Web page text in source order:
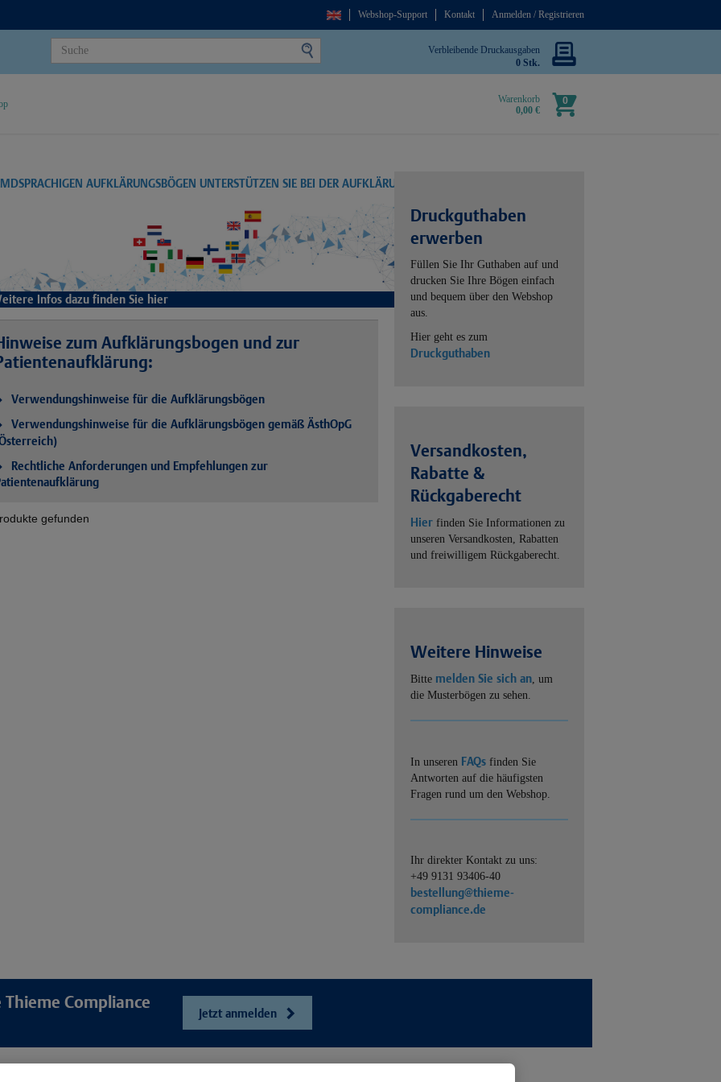
Webshop-Support Kontakt Anmelden / Registrieren
Verbleibende Druckausgaben
0 Stk.
Warenkorb
0,00 €
0
AUFKLÄRUNGSBÖGEN UNTERSTÜTZEN SIE BEI DER AUFKLÄRUNG
Infos dazu finden Sie hier
zum Aufklärungsbogen und zur
Verwendungshinweise für die Aufklärungsbögen
Verwendungshinweise für die Aufklärungsbögen gemäß ÄsthOpG
Rechtliche Anforderungen und Empfehlungen zur
gefunden
Druckguthaben
erwerben
Füllen Sie Ihr Guthaben auf und
drucken Sie Ihre Bögen einfach
und bequem über den Webshop
aus.
Hier geht es zum
Druckguthaben
Versandkosten,
Rabatte &
Rückgaberecht
Hier finden Sie Informationen zu
unseren Versandkosten, Rabatten
und freiwilligem Rückgaberecht.
Weitere Hinweise
Bitte melden Sie sich an, um
die Musterbögen zu sehen.
In unseren FAQs finden Sie
Antworten auf die häufigsten
Fragen rund um den Webshop.
Ihr direkter Kontakt zu uns:
+49 9131 93406-40
bestellung@thieme-
compliance.de
Compliance
Jetzt anmelden